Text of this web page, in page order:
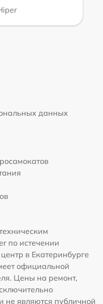
данных
по истечении
в Екатеринбурге
официальной
Цены на ремонт,
не являются публичной